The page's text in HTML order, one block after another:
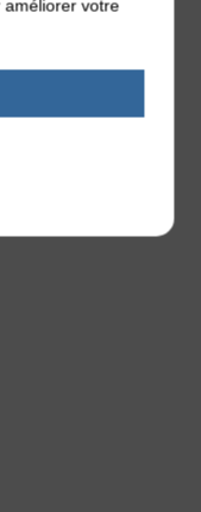
améliorer votre